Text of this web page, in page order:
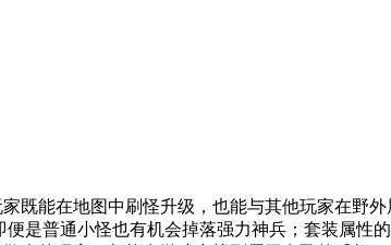
能在地图中刷怪升级，也能与其他玩家在野外
是普通小怪也有机会掉落强力神兵；套装属性